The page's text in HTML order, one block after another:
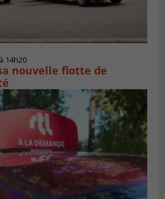
14h20
nouvelle flotte de